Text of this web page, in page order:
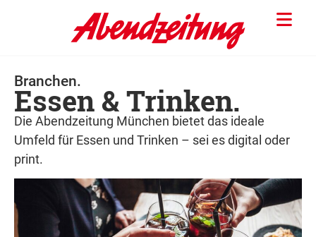
Branchen.
Essen & Trinken.
Die Abendzeitung München bietet das ideale
Umfeld für Essen und Trinken – sei es digital oder
print.